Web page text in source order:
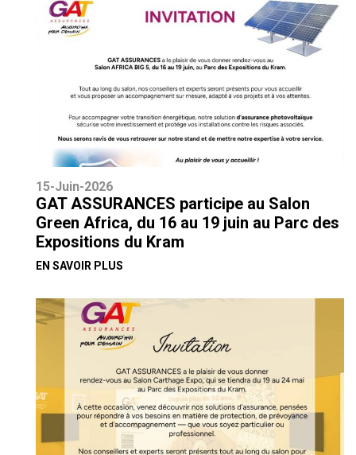
15-Juin-2026
GAT ASSURANCES participe au Salon
Green Africa, du 16 au 19 juin au Parc des
Expositions du Kram
EN SAVOIR PLUS